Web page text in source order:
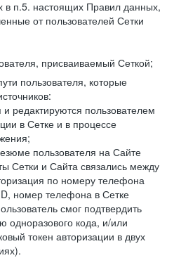
п.5. настоящих Правил данных,
от пользователей Сетки
присваиваемый Сеткой;
пользователя, которые
редактируются пользователем
в Сетке и в процессе
пользователя на Сайте
Сетки и Сайта связались между
по номеру телефона
номер телефона в Сетке
смог подтвердить
кода, и/или
токен авторизации в двух